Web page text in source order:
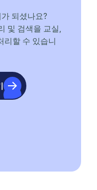
되셨나요?
및 검색을 교실,
리할 수 있습니